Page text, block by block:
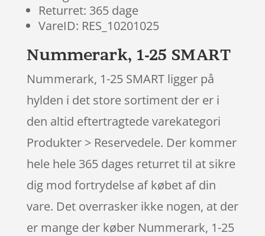
Returret: 365 dage
VareID: RES_10201025
Nummerark, 1-25 SMART
Nummerark, 1-25 SMART ligger på
hylden i det store sortiment der er i
den altid eftertragtede varekategori
Produkter > Reservedele. Der kommer
hele hele 365 dages returret til at sikre
dig mod fortrydelse af købet af din
vare. Det overrasker ikke nogen, at der
er mange der køber Nummerark, 1-25